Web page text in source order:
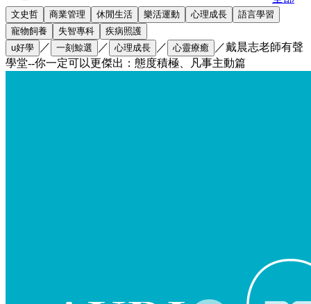
文史哲 商業管理 休閒生活 樂活運動 心理成長
語言學習
寵物飼養
失智專科
疾病照護
u好學
／ 一刻鯨選 ／ 心理成長 ／ 心靈療癒 ／戴晨志老師有聲
學堂--你一定可以更傑出：態度積極、凡事主動篇